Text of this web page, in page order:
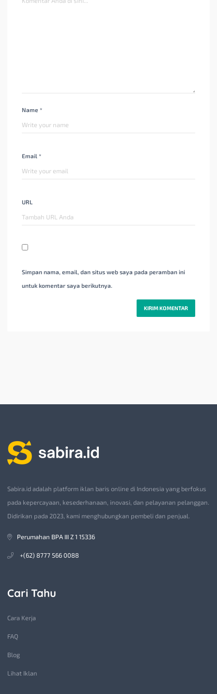
Name *
Email *
URL
Simpan nama, email, dan situs web saya pada peramban ini
untuk komentar saya berikutnya.
Sabira.id adalah platform iklan baris online di Indonesia yang berfokus
pada kepercayaan, kesederhanaan, inovasi, dan pelayanan pelanggan.
Didirikan pada 2023, kami menghubungkan pembeli dan penjual.
Perumahan BPA III Z 1 15336
+(62) 8777 566 0088
Cari Tahu
Cara Kerja
FAQ
Blog
Lihat Iklan